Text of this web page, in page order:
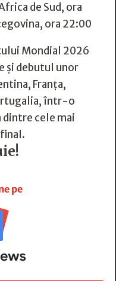
de Sud, ora
ora 22:00
Mondial 2026
și debutul unor
Franța,
într-o
dintre cele mai
pe